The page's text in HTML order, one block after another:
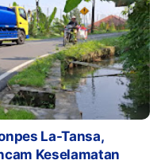
La-Tansa,
Keselamatan